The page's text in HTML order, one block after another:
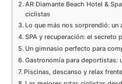
AR Diamante Beach Hotel &
ciclistas
Lo que más nos sorprendió:
SPA y recuperación: el secreto
Un gimnasio perfecto para
Gastronomía para deportistas:
Piscinas, descanso y relax